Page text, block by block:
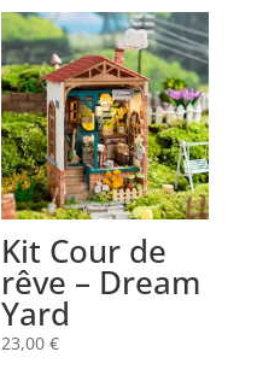
Kit Cour de
rêve – Dream
Yard
23,00€